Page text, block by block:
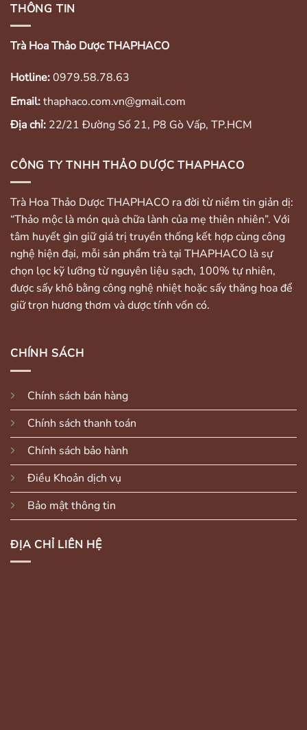
THÔNG TIN
Trà Hoa Thảo Dược THAPHACO
Hotline:0979.58.78.63
Email:thaphaco.com.vn@gmail.com
Địa chỉ: 22/21 Đường Số 21, P8 Gò Vấp, TP.HCM
CÔNG TY TNHH THẢO DƯỢC THAPHACO
Trà Hoa Thảo Dược THAPHACO ra đời từ niềm tin giản dị:
“Thảo mộc là món quà chữa lành của mẹ thiên nhiên”. Với
tâm huyết gìn giữ giá trị truyền thống kết hợp cùng công
nghệ hiện đại, mỗi sản phẩm trà tại THAPHACO là sự
chọn lọc kỹ lưỡng từ nguyên liệu sạch, 100% tự nhiên,
được sấy khô bằng công nghệ nhiệt hoặc sấy thăng hoa để
giữ trọn hương thơm và dược tính vốn có.
CHÍNH SÁCH
Chính sách bán hàng
Chính sách thanh toán
Chính sách bảo hành
Điều Khoản dịch vụ
Bảo mật thông tin
ĐỊA CHỈ LIÊN HỆ